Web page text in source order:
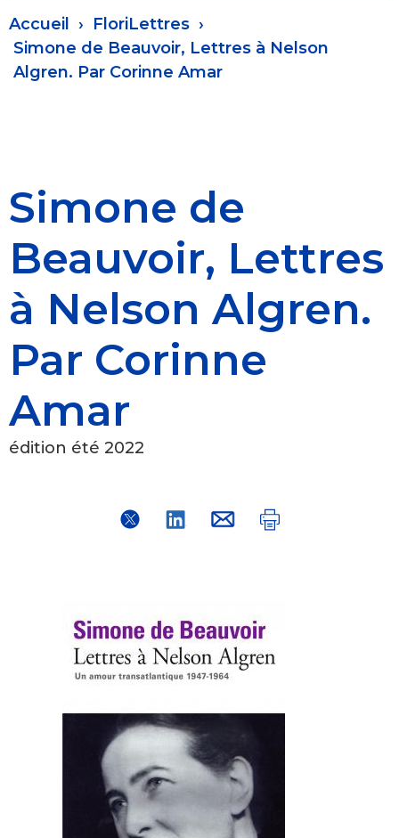
Fil
d'Ariane
Accueil
FloriLettres
Simone de Beauvoir, Lettres à Nelson
Algren. Par Corinne Amar
Simone de
Beauvoir, Lettres
à Nelson Algren.
Par Corinne
Amar
édition été 2022